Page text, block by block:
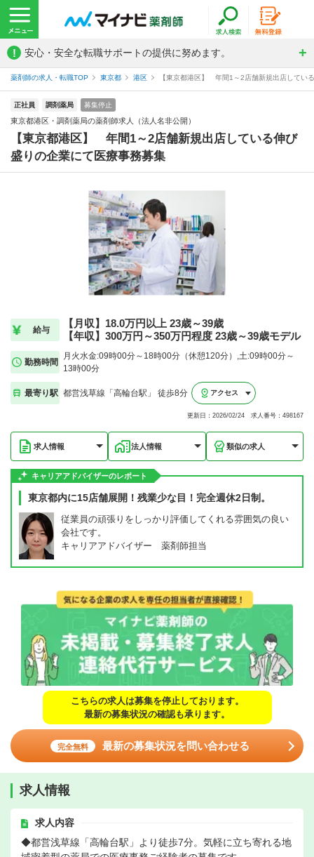
! 安心・安全な転職サポートの提供に努めます。
薬剤師の求人・転職TOP 東京都 港区 【東京都港区】 年間1～2店舗新規出店してい
正社員 調剤薬局 募集停止
東京都港区・調剤薬局の薬剤師求人（法人名非公開）
【東京都港区】 年間1～2店舗新規出店している伸び
盛りの企業にて医療事務募集
給与
【月収】18.0万円以上 23歳～39歳
【年収】300万円～350万円程度 23歳～39歳モデル
勤務時間
月火水金:09時00分～18時00分（休憩120分）,土:09時00分～
13時00分
最寄り駅 都営浅草線「高輪台駅」 徒歩8分 アクセス
更新日：2026/02/24 求人番号：498167
求人情報 法人情報 類似の求人
キャリアアドバイザーのレポート
東京都内に15店舗展開！残業少な目！完全週休2日制。
従業員の頑張りをしっかり評価してくれる雰囲気の良い
会社です。
キャリアアドバイザー 薬剤師担当
こちらの求人は募集を停止しております。
最新の募集状況の確認も承ります。
完全無料 最新の募集状況を問い合わせる
求人情報
求人内容
◆都営浅草線「高輪台駅」より徒歩7分。気軽に立ち寄れる地